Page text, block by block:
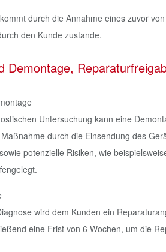
durch die Annahme eines zuvor
den Kunde zustande.
Demontage,
Untersuchung kann eine
durch die Einsendung des
potenzielle Risiken, wie
wird dem Kunden ein
eine Frist von 6 Wochen, um die